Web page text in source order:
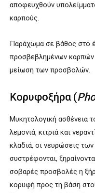
αποφευχθούν
καρπούς.
Παράχωμα σε βάθος στο
προσβεβλημένων
μείωση των προσβολών.
Κορυφοξήρα (
Μυκητολογική ασθένεια
λεμονιά, κιτριά και
κλαδιά, οι νευρώσεις
συστρέφονται,
σοβαρές προσβολές η
κορυφή προς τη βάση